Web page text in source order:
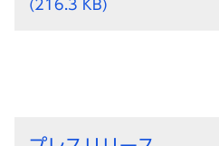
(216.3 KB)